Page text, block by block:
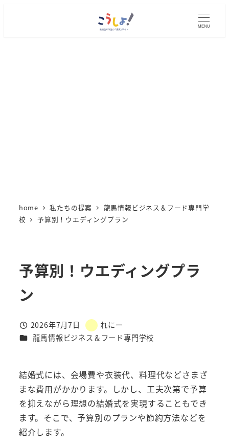
MENU
home 私たちの提案
龍馬情報ビジネス＆フード専門学
校
予算別！ウエディングプラン
予算別！ウエディングプラ
ン
投稿日
2026年7月7日
著
者
れにー
カテゴリー
龍馬情報ビジネス＆フード専門学校
結婚式には、会場費や衣装代、料理代などさまざ
まな費用がかかります。しかし、工夫次第で予算
を抑えながら理想の結婚式を実現することもでき
ます。そこで、予算別のプランや節約方法などを
紹介します。